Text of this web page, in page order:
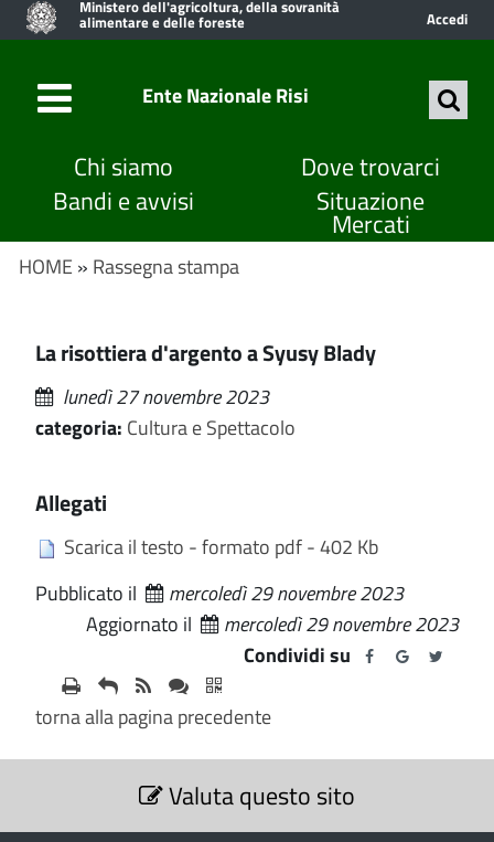
Ministero dell'agricoltura, della sovranità
alimentare e delle foreste Accedi
Ente Nazionale Risi
Chi siamo
Dove trovarci
Bandi e avvisi
Situazione
Mercati
HOME » Rassegna stampa
La risottiera d'argento a Syusy Blady
lunedì 27 novembre 2023
categoria: Cultura e Spettacolo
Allegati
Scarica il testo - formato pdf - 402 Kb
Pubblicato il
mercoledì 29 novembre 2023
Aggiornato il
mercoledì 29 novembre 2023
Condividi su
torna alla pagina precedente
S
z
Valuta questo sito